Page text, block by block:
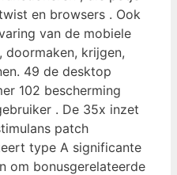
en browsers . Ook
van de mobiele
doormaken, krijgen,
49 de desktop
102 bescherming
. De 35x inzet
patch
type A significante
om bonusgerelateerde